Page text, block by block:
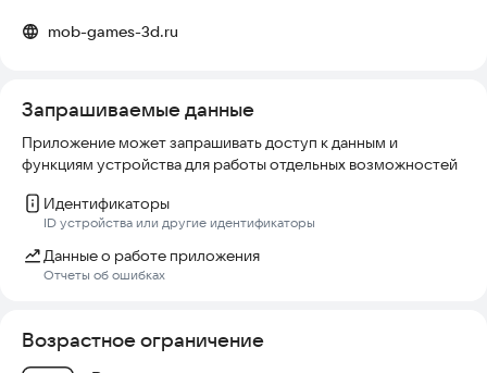
mob-games-3d.ru
Запрашиваемые данные
Приложение может запрашивать доступ к данным и
функциям устройства для работы отдельных возможностей
Идентификаторы
ID устройства или другие идентификаторы
Данные о работе приложения
Отчеты об ошибках
Возрастное ограничение